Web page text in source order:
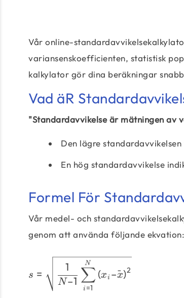
Vår online-
variansenskoefficienten, statistisk
kalkylator gör dina beräkningar
Vad äR
"Standardavvikelse är mätningen av
Den lägre
En hög standardavvikelse
Formel För
Vår medel- och
genom att använda följande ekvation:
s =
N –1
1
i=1
∑
N
(xi –x
ˉ)2